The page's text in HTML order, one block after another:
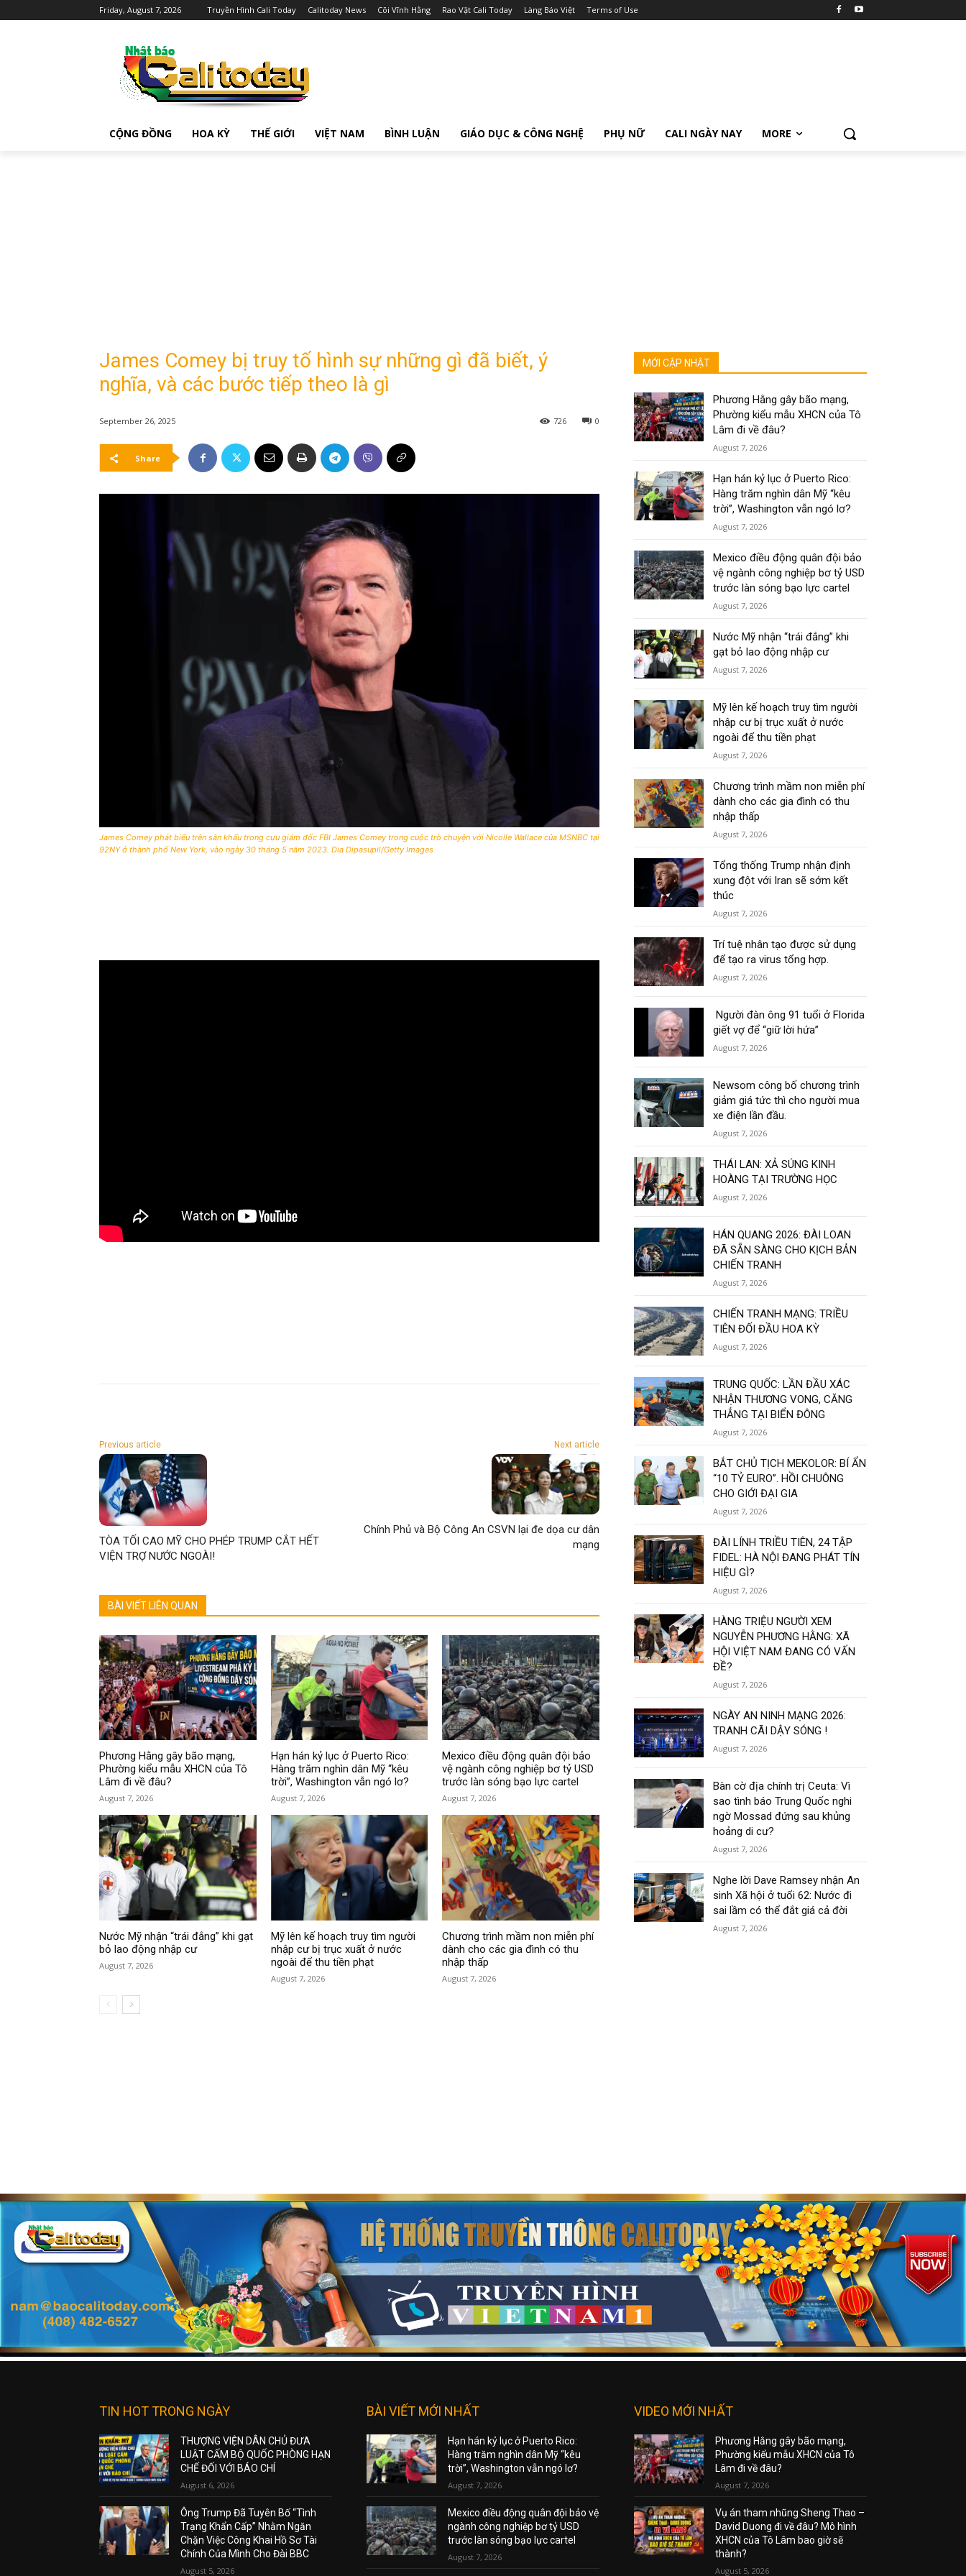
Friday, August 7, 2026 Truyền Hình Cali Today Calitoday News Cõi Vĩnh Hằng Rao Vặt Cali Today Làng Báo Việt Terms of Use
CỘNG ĐỒNG HOA KỲ THẾ GIỚI VIỆT NAM BÌNH LUẬN GIÁO DỤC & CÔNG NGHỆ PHỤ NỮ CALI NGÀY NAY MORE
James Comey bị truy tố hình sự những gì đã biết, ý
nghĩa, và các bước tiếp theo là gì
September 26, 2025 0
726
Share
James Comey phát biểu trên sân khấu trong cựu giám đốc FBI James Comey trong cuộc trò chuyện với Nicolle Wallace của MSNBC tại
92NY ở thành phố New York, vào ngày 30 tháng 5 năm 2023. Dia Dipasupil/Getty Images
Previous article
TÒA TỐI CAO MỸ CHO PHÉP TRUMP CẮT HẾT
VIỆN TRỢ NƯỚC NGOÀI!
Next article
Chính Phủ và Bộ Công An CSVN lại đe dọa cư dân
mạng
BÀI VIẾT LIÊN QUAN
Phương Hằng gây bão mạng,
Phường kiểu mẫu XHCN của Tô
Lâm đi về đâu?
August 7, 2026
Hạn hán kỷ lục ở Puerto Rico:
Hàng trăm nghìn dân Mỹ “kêu
trời”, Washington vẫn ngó lơ?
August 7, 2026
Mexico điều động quân đội bảo
vệ ngành công nghiệp bơ tỷ USD
trước làn sóng bạo lực cartel
August 7, 2026
Nước Mỹ nhận “trái đắng” khi gạt
bỏ lao động nhập cư
August 7, 2026
Mỹ lên kế hoạch truy tìm người
nhập cư bị trục xuất ở nước
ngoài để thu tiền phạt
August 7, 2026
Chương trình mầm non miễn phí
dành cho các gia đình có thu
nhập thấp
August 7, 2026
MỚI CẬP NHẬT
Phương Hằng gây bão mạng,
Phường kiểu mẫu XHCN của Tô
Lâm đi về đâu?
August 7, 2026
Hạn hán kỷ lục ở Puerto Rico:
Hàng trăm nghìn dân Mỹ “kêu
trời”, Washington vẫn ngó lơ?
August 7, 2026
Mexico điều động quân đội bảo
vệ ngành công nghiệp bơ tỷ USD
trước làn sóng bạo lực cartel
August 7, 2026
Nước Mỹ nhận “trái đắng” khi
gạt bỏ lao động nhập cư
August 7, 2026
Mỹ lên kế hoạch truy tìm người
nhập cư bị trục xuất ở nước
ngoài để thu tiền phạt
August 7, 2026
Chương trình mầm non miễn phí
dành cho các gia đình có thu
nhập thấp
August 7, 2026
Tổng thống Trump nhận định
xung đột với Iran sẽ sớm kết
thúc
August 7, 2026
Trí tuệ nhân tạo được sử dụng
để tạo ra virus tổng hợp.
August 7, 2026
Người đàn ông 91 tuổi ở Florida
giết vợ để “giữ lời hứa”
August 7, 2026
Newsom công bố chương trình
giảm giá tức thì cho người mua
xe điện lần đầu.
August 7, 2026
THÁI LAN: XẢ SÚNG KINH
HOÀNG TẠI TRƯỜNG HỌC
August 7, 2026
HÁN QUANG 2026: ĐÀI LOAN
ĐÃ SẴN SÀNG CHO KỊCH BẢN
CHIẾN TRANH
August 7, 2026
CHIẾN TRANH MẠNG: TRIỀU
TIÊN ĐỐI ĐẦU HOA KỲ
August 7, 2026
TRUNG QUỐC: LẦN ĐẦU XÁC
NHẬN THƯƠNG VONG, CĂNG
THẲNG TẠI BIỂN ĐÔNG
August 7, 2026
BẮT CHỦ TỊCH MEKOLOR: BÍ ẨN
“10 TỶ EURO”. HỒI CHUÔNG
CHO GIỚI ĐẠI GIA
August 7, 2026
ĐÀI LÍNH TRIỀU TIÊN, 24 TẬP
FIDEL: HÀ NỘI ĐANG PHÁT TÍN
HIỆU GÌ?
August 7, 2026
HÀNG TRIỆU NGƯỜI XEM
NGUYỄN PHƯƠNG HẰNG: XÃ
HỘI VIỆT NAM ĐANG CÓ VẤN
ĐỀ?
August 7, 2026
NGÀY AN NINH MẠNG 2026:
TRANH CÃI DẬY SÓNG !
August 7, 2026
Bàn cờ địa chính trị Ceuta: Vì
sao tình báo Trung Quốc nghi
ngờ Mossad đứng sau khủng
hoảng di cư?
August 7, 2026
Nghe lời Dave Ramsey nhận An
sinh Xã hội ở tuổi 62: Nước đi
sai lầm có thể đắt giá cả đời
August 7, 2026
TIN HOT TRONG NGÀY
THƯỢNG VIỆN DÂN CHỦ ĐƯA
LUẬT CẤM BỘ QUỐC PHÒNG HẠN
CHẾ ĐỐI VỚI BÁO CHÍ
August 6, 2026
Ông Trump Đã Tuyên Bố “Tình
Trạng Khẩn Cấp” Nhằm Ngăn
Chặn Việc Công Khai Hồ Sơ Tài
Chính Của Mình Cho Đài BBC
August 5, 2026
BÀI VIẾT MỚI NHẤT
Hạn hán kỷ lục ở Puerto Rico:
Hàng trăm nghìn dân Mỹ “kêu
trời”, Washington vẫn ngó lơ?
August 7, 2026
Mexico điều động quân đội bảo vệ
ngành công nghiệp bơ tỷ USD
trước làn sóng bạo lực cartel
August 7, 2026
VIDEO MỚI NHẤT
Phương Hằng gây bão mạng,
Phường kiểu mẫu XHCN của Tô
Lâm đi về đâu?
August 7, 2026
Vụ án tham nhũng Sheng Thao –
David Duong đi về đâu? Mô hình
XHCN của Tô Lâm bao giờ sẽ
thành?
August 5, 2026